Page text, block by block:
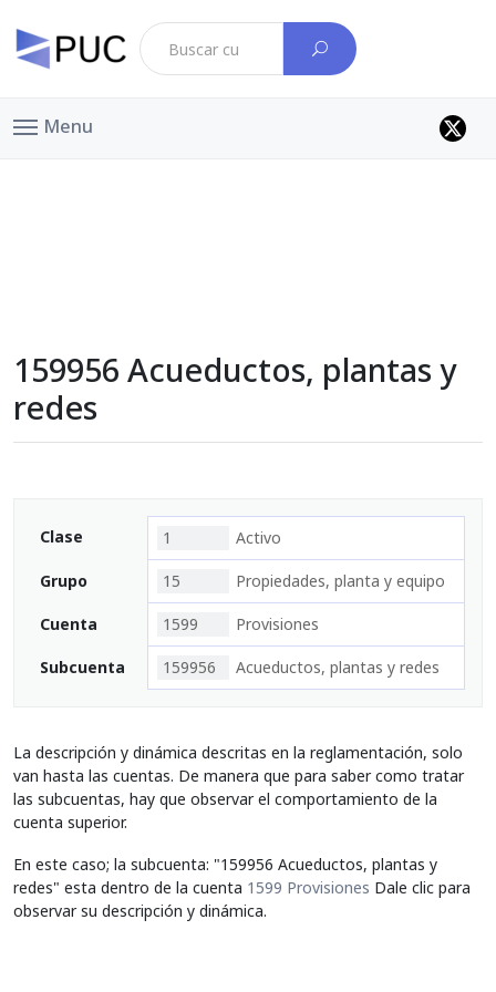
Menu
159956 Acueductos, plantas y
redes
Clase 1 Activo
Grupo 15 Propiedades, planta y equipo
Cuenta 1599 Provisiones
Subcuenta 159956 Acueductos, plantas y redes
La descripción y dinámica descritas en la reglamentación, solo
van hasta las cuentas. De manera que para saber como tratar
las subcuentas, hay que observar el comportamiento de la
cuenta superior.
En este caso; la subcuenta: "159956 Acueductos, plantas y
redes" esta dentro de la cuenta 1599 Provisiones Dale clic para
observar su descripción y dinámica.